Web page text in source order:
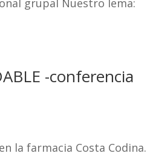
grupal Nuestro lema:
-conferencia
la farmacia Costa Codina.